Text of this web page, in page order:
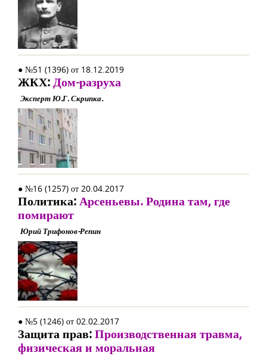
● №51 (1396) от 18.12.2019
ЖКХ:Дом-разруха
Эксперт Ю.Г. Скрипка.
● №16 (1257) от 20.04.2017
Политика:Арсеньевы. Родина там, где
помирают
Юрий Трифонов-Репин
● №5 (1246) от 02.02.2017
Защита прав:Производственная травма,
физическая и моральная